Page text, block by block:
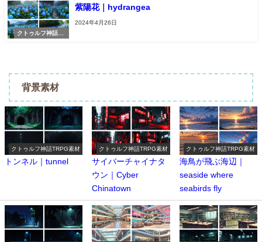
クトゥルフ神話TR
紫陽花｜hydrangea
2024年4月26日
背景素材
クトゥルフ神話TRPG素材
トンネル｜tunnel
クトゥルフ神話TRPG素材
サイバーチャイナタ
ウン｜Cyber ​​
Chinatown
クトゥルフ神話TRPG素材
海鳥が飛ぶ海辺｜
seaside where
seabirds fly